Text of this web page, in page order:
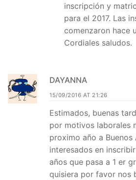
inscripción y
para el 2017. Las
comenzaron hace
Cordiales saludos.
DAYANNA
15/09/2016 AT 21:26
Estimados, buenas
por motivos laborales
proximo año a Buenos
interesados en
años que pasa a 1 er
quisiera por favor nos